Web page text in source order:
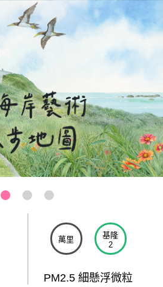
觀景平台
萬里
基隆
2
PM2.5 細懸浮微粒